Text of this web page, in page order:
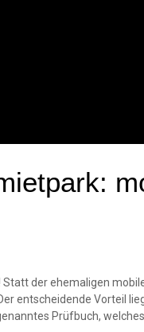
der ehemaligen
entscheidende Vorteil
Prüfbuch,